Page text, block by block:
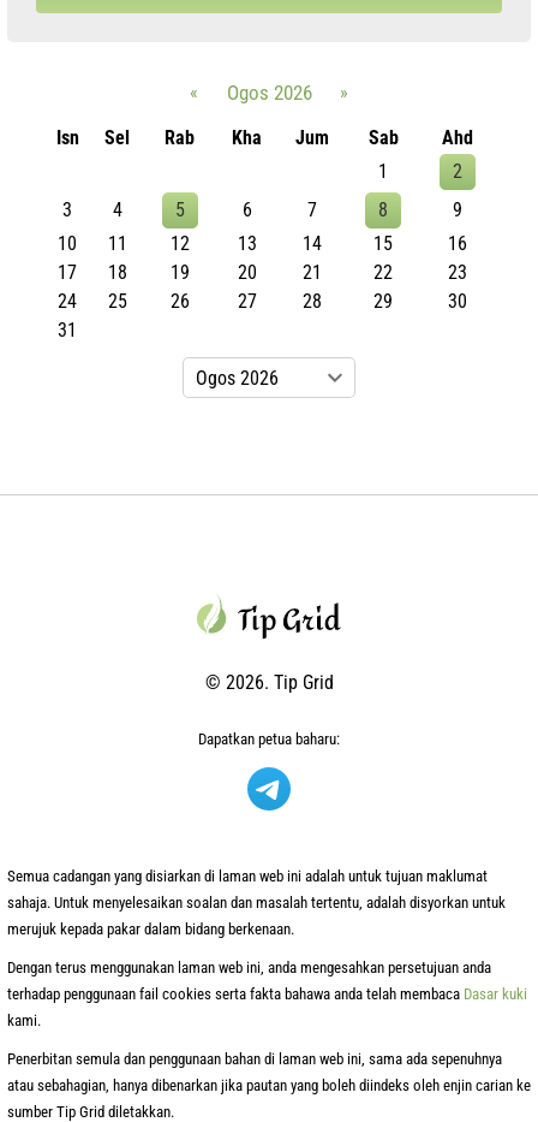
« Ogos 2026
»
Isn
Sel Rab Kha Jum Sab
Ahd
1
2
3
4 5 6 7 8
9
10
11 12 13 14 15
16
17
18 19 20 21 22
23
24
25 26 27 28 29
30
31
© 2026. Tip Grid
Dapatkan petua baharu:
Semua cadangan yang disiarkan di laman web ini adalah untuk tujuan maklumat
sahaja. Untuk menyelesaikan soalan dan masalah tertentu, adalah disyorkan untuk
merujuk kepada pakar dalam bidang berkenaan.
Dengan terus menggunakan laman web ini, anda mengesahkan persetujuan anda
terhadap penggunaan fail cookies serta fakta bahawa anda telah membaca Dasar kuki
kami.
Penerbitan semula dan penggunaan bahan di laman web ini, sama ada sepenuhnya
atau sebahagian, hanya dibenarkan jika pautan yang boleh diindeks oleh enjin carian ke
sumber Tip Grid diletakkan.